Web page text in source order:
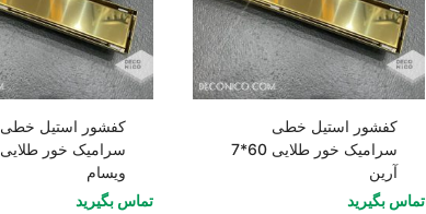
کفشور استیل خطی
سرامیک خور طلایی 60*7
آرین
تماس بگیرید
کفشور استیل خطی
ویسام
تماس بگیرید